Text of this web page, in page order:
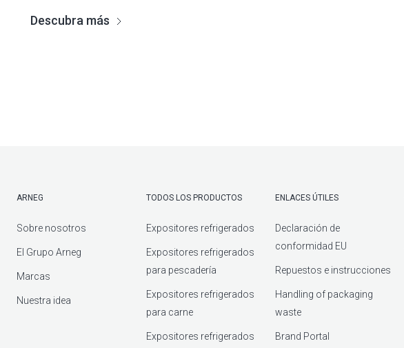
Descubra más
ARNEG
Sobre nosotros
El Grupo Arneg
Marcas
Nuestra idea
TODOS LOS PRODUCTOS
Expositores refrigerados
Expositores refrigerados
para pescadería
Expositores refrigerados
para carne
Expositores refrigerados
ENLACES ÚTILES
Declaración de
conformidad EU
Repuestos e instrucciones
Handling of packaging
waste
Brand Portal